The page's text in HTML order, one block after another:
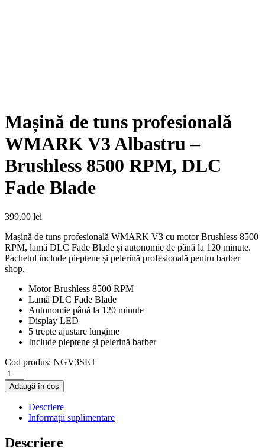
Mașină de tuns profesională
WMARK V3 Albastru –
Brushless 8500 RPM, DLC
Fade Blade
399,00 lei
Mașină de tuns profesională WMARK V3 cu motor Brushless 8500
RPM, lamă DLC Fade Blade și autonomie de până la 120 minute.
Pachetul include pieptene și pelerină profesională pentru barber
shop.
Motor Brushless 8500 RPM
Lamă DLC Fade Blade
Autonomie până la 120 minute
Display LED
5 trepte ajustare lungime
Include pieptene și pelerină barber
Cod produs: NGV3SET
Cantitate
Mașină
de
tuns
profesională
WMARK
V3
Adaugă în coș
Descriere
Informații suplimentare
Descriere